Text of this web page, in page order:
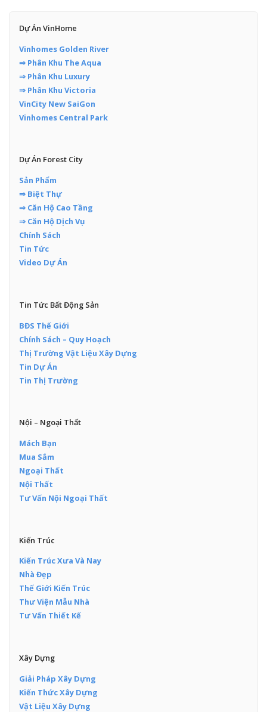
Dự Án VinHome
Vinhomes Golden River
⇒ Phân Khu The Aqua
⇒ Phân Khu Luxury
⇒ Phân Khu Victoria
VinCity New SaiGon
Vinhomes Central Park
Dự Án Forest City
Sản Phẩm
⇒ Biệt Thự
⇒ Căn Hộ Cao Tầng
⇒ Căn Hộ Dịch Vụ
Chính Sách
Tin Tức
Video Dự Án
Tin Tức Bất Động Sản
BĐS Thế Giới
Chính Sách – Quy Hoạch
Thị Trường Vật Liệu Xây Dựng
Tin Dự Án
Tin Thị Trường
Nội – Ngoại Thất
Mách Bạn
Mua Sắm
Ngoại Thất
Nội Thất
Tư Vấn Nội Ngoại Thất
Kiến Trúc
Kiến Trúc Xưa Và Nay
Nhà Đẹp
Thế Giới Kiến Trúc
Thư Viện Mẫu Nhà
Tư Vấn Thiết Kế
Xây Dựng
Giải Pháp Xây Dựng
Kiến Thức Xây Dựng
Vật Liệu Xây Dựng